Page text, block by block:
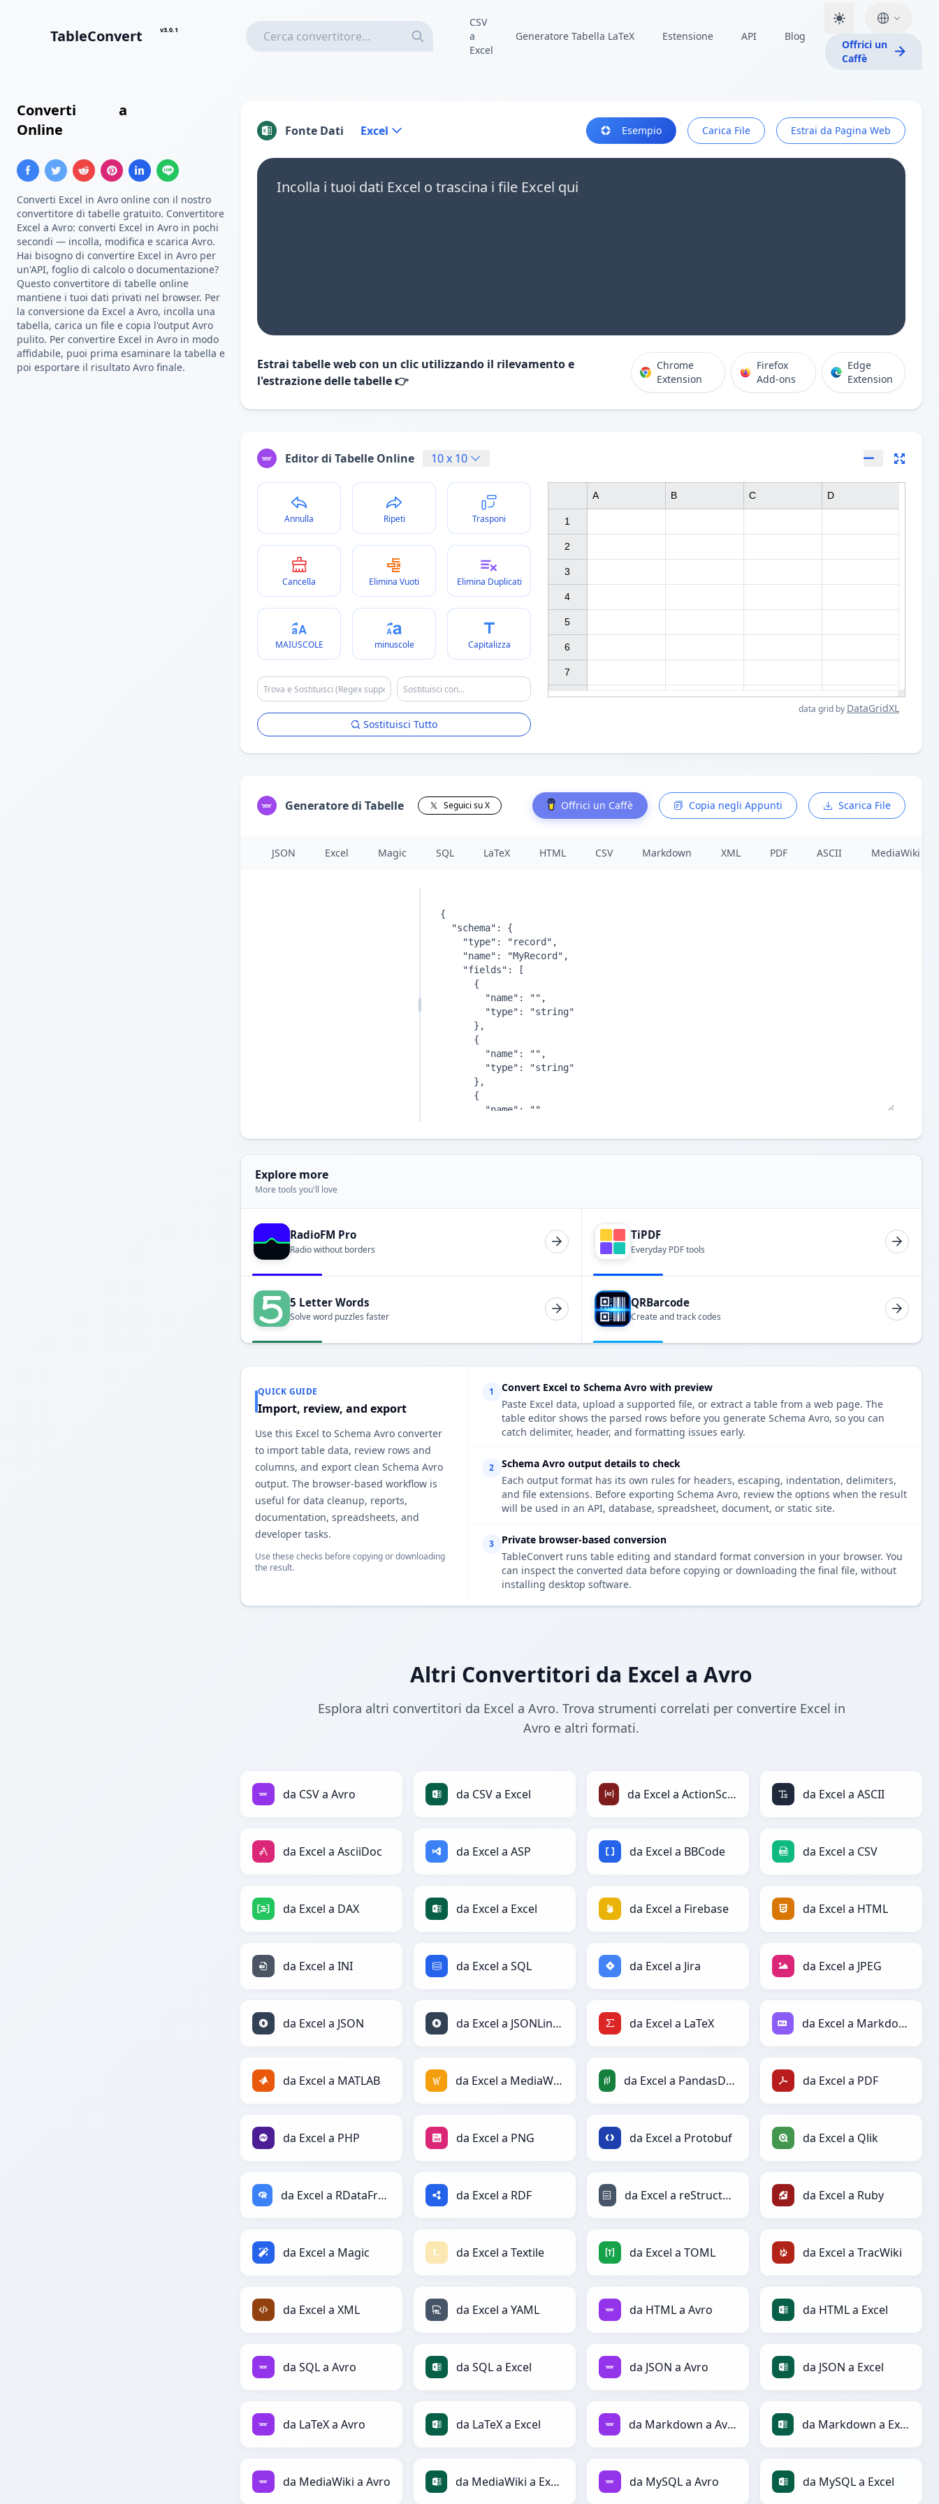
TableConvert v3.0.1
CSV
a
Excel
Generatore Tabella LaTeX Estensione API Blog
Offrici un
Caffè
Converti a
Online
Converti Excel in Avro online con il nostro
convertitore di tabelle gratuito. Convertitore
Excel a Avro: converti Excel in Avro in pochi
secondi — incolla, modifica e scarica Avro.
Hai bisogno di convertire Excel in Avro per
un'API, foglio di calcolo o documentazione?
Questo convertitore di tabelle online
mantiene i tuoi dati privati nel browser. Per
la conversione da Excel a Avro, incolla una
tabella, carica un file e copia l'output Avro
pulito. Per convertire Excel in Avro in modo
affidabile, puoi prima esaminare la tabella e
poi esportare il risultato Avro finale.
Fonte Dati Excel Esempio Carica File Estrai da Pagina Web
Incolla i tuoi dati Excel o trascina i file Excel qui
Estrai tabelle web con un clic utilizzando il rilevamento e
l'estrazione delle tabelle 👉
Chrome
Extension
Firefox
Add-ons
Edge
Extension
Editor di Tabelle Online 10x 10
Annulla Ripeti Trasponi
Cancella Elimina Vuoti Elimina Duplicati
MAIUSCOLE minuscole Capitalizza
Sostituisci Tutto
1
2
3
4
5
6
7
A B C D
data grid by DataGridXL
Generatore di Tabelle Seguici su X Offrici un Caffè Copia negli Appunti Scarica File
JSON Excel Magic SQL LaTeX HTML CSV Markdown XML PDF ASCII MediaWiki
Explore more
More tools you'll love
RadioFM Pro
Radio without borders
TiPDF
Everyday PDF tools
5 Letter Words
Solve word puzzles faster
QRBarcode
Create and track codes
QUICK GUIDE
Import, review, and export
Use this Excel to Schema Avro converter
to import table data, review rows and
columns, and export clean Schema Avro
output. The browser-based workflow is
useful for data cleanup, reports,
documentation, spreadsheets, and
developer tasks.
Use these checks before copying or downloading
the result.
1
Convert Excel to Schema Avro with preview
Paste Excel data, upload a supported file, or extract a table from a web page. The
table editor shows the parsed rows before you generate Schema Avro, so you can
catch delimiter, header, and formatting issues early.
2
Schema Avro output details to check
Each output format has its own rules for headers, escaping, indentation, delimiters,
and file extensions. Before exporting Schema Avro, review the options when the result
will be used in an API, database, spreadsheet, document, or static site.
3
Private browser-based conversion
TableConvert runs table editing and standard format conversion in your browser. You
can inspect the converted data before copying or downloading the final file, without
installing desktop software.
Altri Convertitori da Excel a Avro
Esplora altri convertitori da Excel a Avro. Trova strumenti correlati per convertire Excel in
Avro e altri formati.
da CSV a Avro da CSV a Excel da Excel a ActionScript da Excel a ASCII
da Excel a AsciiDoc da Excel a ASP da Excel a BBCode da Excel a CSV
da Excel a DAX da Excel a Excel da Excel a Firebase da Excel a HTML
da Excel a INI da Excel a SQL da Excel a Jira da Excel a JPEG
da Excel a JSON da Excel a JSONLines da Excel a LaTeX da Excel a Markdown
da Excel a MATLAB da Excel a MediaWiki da Excel a PandasDataFrame da Excel a PDF
da Excel a PHP da Excel a PNG da Excel a Protobuf da Excel a Qlik
da Excel a RDataFrame da Excel a RDF da Excel a reStructuredText da Excel a Ruby
da Excel a Magic da Excel a Textile da Excel a TOML da Excel a TracWiki
da Excel a XML da Excel a YAML da HTML a Avro da HTML a Excel
da SQL a Avro da SQL a Excel da JSON a Avro da JSON a Excel
da LaTeX a Avro da LaTeX a Excel da Markdown a Avro da Markdown a Excel
da MediaWiki a Avro da MediaWiki a Excel da MySQL a Avro da MySQL a Excel